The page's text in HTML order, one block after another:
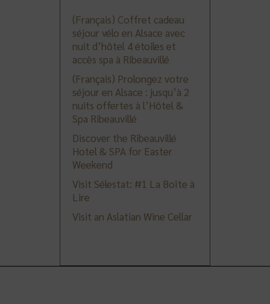
(Français) Coffret cadeau
séjour vélo en Alsace avec
nuit d’hôtel 4 étoiles et
accès spa à Ribeauvillé
(Français) Prolongez votre
séjour en Alsace : jusqu’à 2
nuits offertes à l’Hôtel &
Spa Ribeauvillé
Discover the Ribeauvillé
Hotel & SPA for Easter
Weekend
Visit Sélestat: #1 La Boîte à
Lire
Visit an Aslatian Wine Cellar